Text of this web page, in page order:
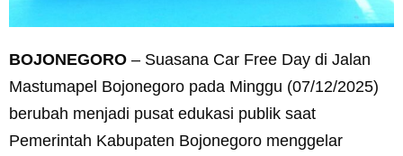
BOJONEGORO – Suasana Car Free Day di Jalan
Mastumapel Bojonegoro pada Minggu (07/12/2025)
berubah menjadi pusat edukasi publik saat
Pemerintah Kabupaten Bojonegoro menggelar